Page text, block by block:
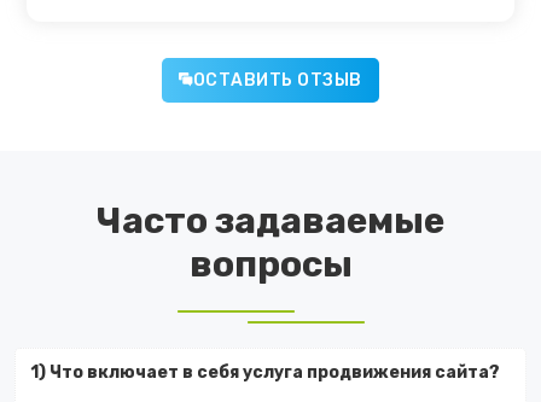
ОСТАВИТЬ ОТЗЫВ
Часто задаваемые
вопросы
1) Что включает в себя услуга продвижения сайта?